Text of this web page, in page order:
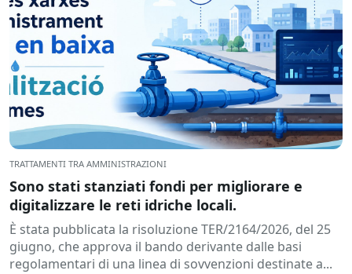
TRATTAMENTI TRA AMMINISTRAZIONI
Sono stati stanziati fondi per migliorare e
digitalizzare le reti idriche locali.
È stata pubblicata la risoluzione TER/2164/2026, del 25
giugno, che approva il bando derivante dalle basi
regolamentari di una linea di sovvenzioni destinate a...